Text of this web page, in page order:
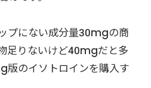
プにない成分量30mgの商
足りないけど40mgだと多
版のイソトロインを購入す